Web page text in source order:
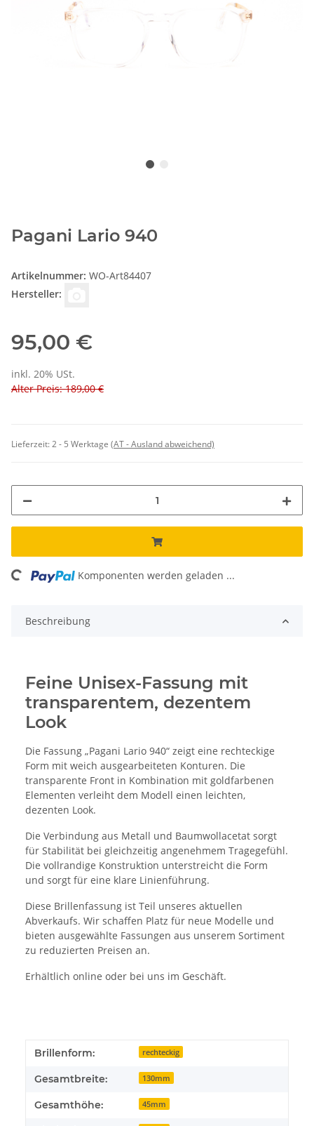
Pagani Lario 940
Artikelnummer: WO-Art84407
Hersteller:
95,00 €
inkl. 20% USt.
Alter Preis: 189,00 €
Lieferzeit:2 - 5 Werktage (AT - Ausland abweichend)
Komponenten werden geladen ...
Beschreibung
Feine Unisex-Fassung mit
transparentem, dezentem
Look
Die Fassung „Pagani Lario 940“ zeigt eine rechteckige
Form mit weich ausgearbeiteten Konturen. Die
transparente Front in Kombination mit goldfarbenen
Elementen verleiht dem Modell einen leichten,
dezenten Look.
Die Verbindung aus Metall und Baumwollacetat sorgt
für Stabilität bei gleichzeitig angenehmem Tragegefühl.
Die vollrandige Konstruktion unterstreicht die Form
und sorgt für eine klare Linienführung.
Diese Brillenfassung ist Teil unseres aktuellen
Abverkaufs. Wir schaffen Platz für neue Modelle und
bieten ausgewählte Fassungen aus unserem Sortiment
zu reduzierten Preisen an.
Erhältlich online oder bei uns im Geschäft.
Brillenform: rechteckig
Gesamtbreite: 130mm
Gesamthöhe: 45mm